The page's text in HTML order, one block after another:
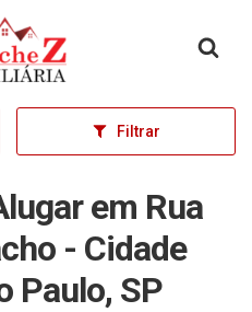
inicial
Filtrar
em Rua
- Cidade
Paulo, SP